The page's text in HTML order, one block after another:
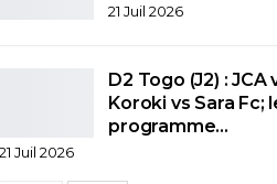
21 Juil 2026
D2 Togo (J2) : JCA
Koroki vs Sara Fc;
programme…
21 Juil 2026